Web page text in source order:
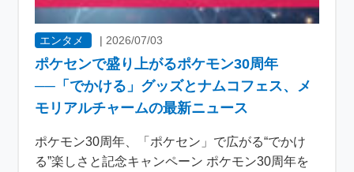
エンタメ | 2026/07/03
ポケセンで盛り上がるポケモン30周年
──「でかける」グッズとナムコフェス、メ
モリアルチャームの最新ニュース
ポケモン30周年、「ポケセン」で広がる“でかけ
る”楽しさと記念キャンペーン ポケモン30周年を